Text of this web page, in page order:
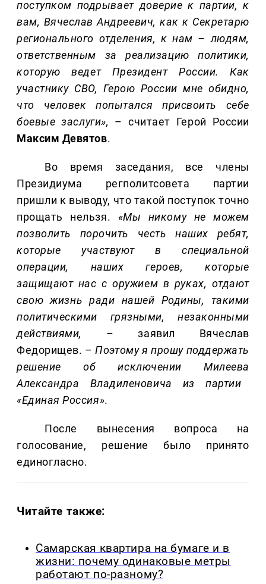
поступком подрывает доверие к партии, к
вам, Вячеслав Андреевич, как к Секретарю
регионального отделения, к нам – людям,
ответственным за реализацию политики,
которую ведет Президент России. Как
участнику СВО, Герою России мне обидно,
что человек попытался присвоить себе
боевые заслуги»,
– считает Герой России
Максим Девятов.
Во время заседания, все члены
Президиума регполитсовета партии
пришли к выводу, что такой поступок точно
прощать нельзя. «Мы никому не можем
позволить порочить честь наших ребят,
которые участвуют в специальной
операции, наших героев, которые
защищают нас с оружием в руках, отдают
свою жизнь ради нашей Родины, такими
политическими грязными, незаконными
действиями,
– заявил Вячеслав
Федорищев. –Поэтому я прошу поддержать
решение об исключенииМилеева
Александра Владиленовича из партии
«Единая Россия».
После вынесения вопроса на
голосование, решение было принято
единогласно.
Читайте также:
Самарская квартира на бумаге и в
жизни: почему одинаковые метры
работают по-разному?